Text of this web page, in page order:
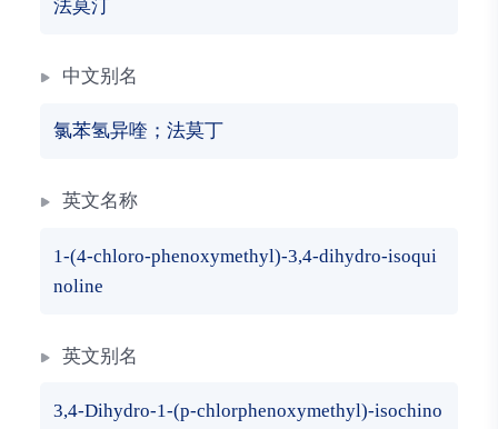
法莫汀
中文别名
氯苯氢异喹；法莫丁
英文名称
1-(4-chloro-phenoxymethyl)-3,4-dihydro-isoqui
noline
英文别名
3,4-Dihydro-1-(p-chlorphenoxymethyl)-isochino